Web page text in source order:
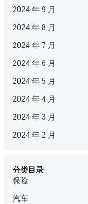
2024 年 9 月
2024 年 8 月
2024 年 7 月
2024 年 6 月
2024 年 5 月
2024 年 4 月
2024 年 3 月
2024 年 2 月
分类目录
保险
汽车